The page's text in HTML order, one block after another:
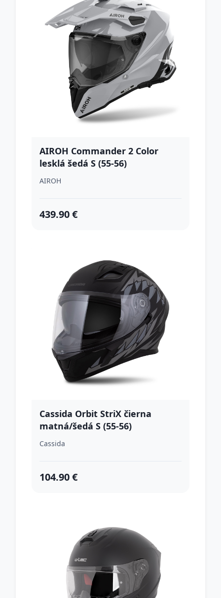
AIROH Commander 2 Color
lesklá šedá S (55-56)
AIROH
439.90 €
Cassida Orbit StriX čierna
matná/šedá S (55-56)
Cassida
104.90 €